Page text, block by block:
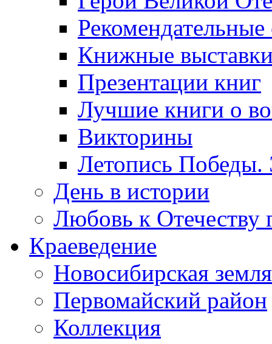
Рекомендательные
Книжные
Презентации книг
Лучшие книги о
Викторины
Летопись Победы.
День в истории
Любовь к Отечеству
Краеведение
Новосибирская земля
Первомайский район
Коллекция